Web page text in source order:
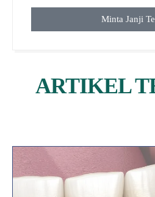
Minta Janji
ARTIKEL